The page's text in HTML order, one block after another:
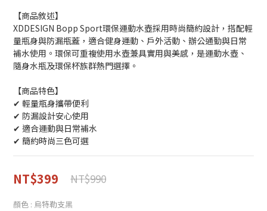
【商品敘述】
XDDESIGN Bopp Sport環保運動水壺採用時尚簡約設計，搭配輕
量瓶身與防漏瓶蓋，適合健身運動、戶外活動、辦公通勤與日常
補水使用。環保可重複使用水壺兼具實用與美感，是運動水壺、
隨身水瓶及環保杯族群熱門選擇。
【商品特色】
✔ 輕量瓶身攜帶便利
✔ 防漏設計安心使用
✔ 適合運動與日常補水
✔ 簡約時尚三色可選
NT$399 NT$990
顏色 : 烏特勒支黑